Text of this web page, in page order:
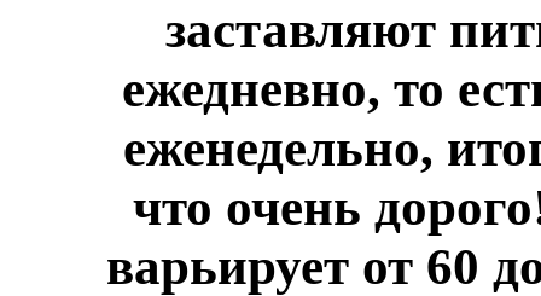
заставляют
ежедневно, то
еженедельно,
что очень
варьирует от 60